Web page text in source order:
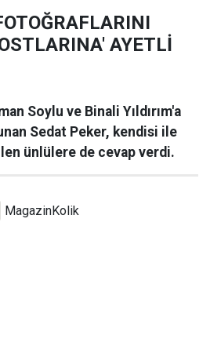
AYETLİ
Soylu ve Binali Yıldırım'a
Sedat Peker, kendisi ile
ünlülere de cevap verdi.
MagazinKolik